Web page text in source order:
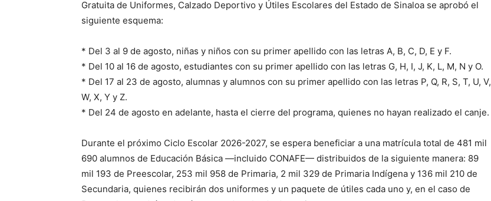
Gratuita de Uniformes, Calzado Deportivo y Útiles Escolares del Estado de Sinaloa se aprobó el
siguiente esquema:
* Del 3 al 9 de agosto, niñas y niños con su primer apellido con las letras A, B, C, D, E y F.
* Del 10 al 16 de agosto, estudiantes con su primer apellido con las letras G, H, I, J, K, L, M, N y O.
* Del 17 al 23 de agosto, alumnas y alumnos con su primer apellido con las letras P, Q, R, S, T, U, V,
W, X, Y y Z.
* Del 24 de agosto en adelante, hasta el cierre del programa, quienes no hayan realizado el canje.
Durante el próximo Ciclo Escolar 2026-2027, se espera beneficiar a una matrícula total de 481 mil
690 alumnos de Educación Básica —incluido CONAFE— distribuidos de la siguiente manera: 89
mil 193 de Preescolar, 253 mil 958 de Primaria, 2 mil 329 de Primaria Indígena y 136 mil 210 de
Secundaria, quienes recibirán dos uniformes y un paquete de útiles cada uno y, en el caso de